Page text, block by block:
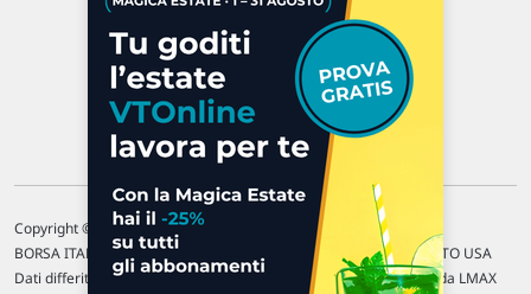
Commenti e segnalazioni
Contattaci
Copyright © 1996-2026 Traderlink Italia s.r.l.
BORSA ITALIANA Quotazioni di borsa differite di 15 min. / MERCATO USA
Dati differiti di 15 min. (fonte Intrinio) / FOREX Quotazioni fornite da LMAX